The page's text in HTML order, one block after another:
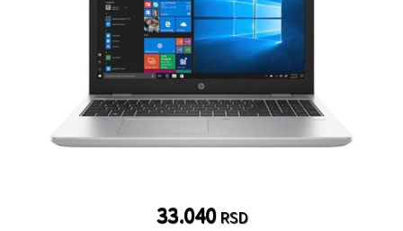
33.040RSD